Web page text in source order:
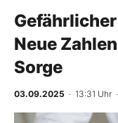
Anlageprodukte
Finanz-Check
Abo & Shop
BO-
Neue
Sorge
03.09.2025 · 13:31 Uhr ·